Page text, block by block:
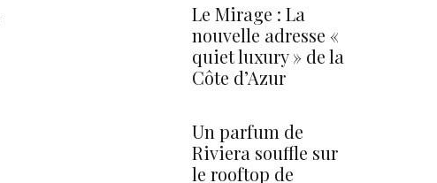
Le Mirage : La
nouvelle adresse «
quiet luxury » de la
Côte d’Azur
Un parfum de
Riviera souffle sur
le rooftop de